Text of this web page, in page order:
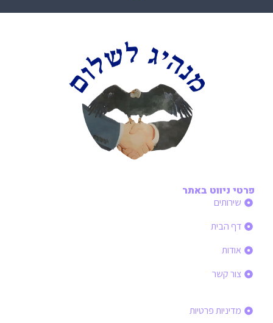
פרטי ניווט באתר
שירותים
דף הבית
אודות
צור קשר
מדיניות פרטיות